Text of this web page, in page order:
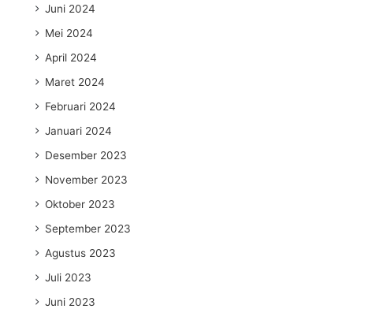
Juni 2024
Mei 2024
April 2024
Maret 2024
Februari 2024
Januari 2024
Desember 2023
November 2023
Oktober 2023
September 2023
Agustus 2023
Juli 2023
Juni 2023